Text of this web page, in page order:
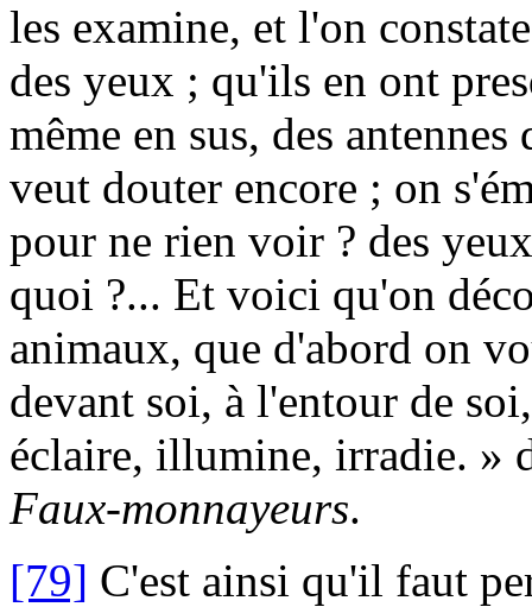
les examine, et l'on
des yeux ; qu'ils en ont
même en sus, des
veut douter encore ; on
pour ne rien voir ? des
quoi ?... Et voici qu'on
animaux, que d'abord on
devant soi, à l'entour de
éclaire, illumine, irradie. »
Faux-monnayeurs.
[79] C'est ainsi qu'il faut